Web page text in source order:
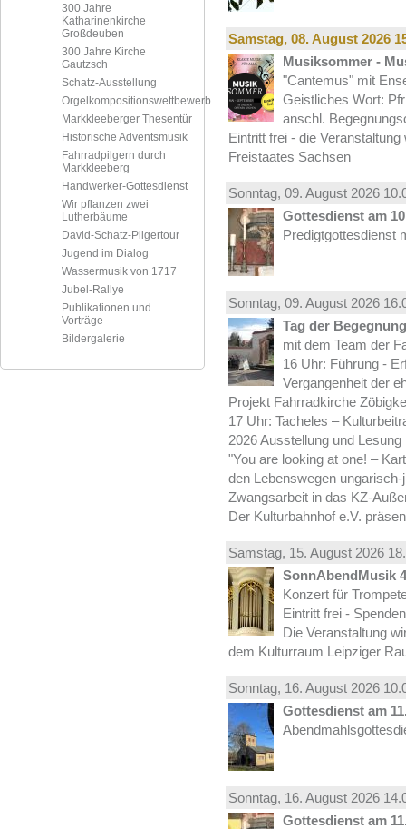
300 Jahre
Katharinenkirche
Großdeuben
300 Jahre Kirche
Gautzsch
Schatz-Ausstellung
Orgelkompositionswettbewerb
Markkleeberger Thesentür
Historische Adventsmusik
Fahrradpilgern durch
Markkleeberg
Handwerker-Gottesdienst
Wir pflanzen zwei
Lutherbäume
David-Schatz-Pilgertour
Jugend im Dialog
Wassermusik von 1717
Jubel-Rallye
Publikationen und
Vorträge
Bildergalerie
Samstag, 08.August 2026
Musiksommer -
"Cantemus" mit
Geistliches Wort:
anschl.
Eintritt frei - die
Freistaates Sachsen
Sonntag, 09. August 2026
Gottesdienst am
Predigtgottesdienst
Sonntag, 09. August 2026
Tag der
mit dem Team der
16 Uhr: Führung -
Vergangenheit der
Projekt Fahrradkirche
17 Uhr: Tacheles –
2026 Ausstellung und Lesung
"You are looking at one! –
den Lebenswegen
Zwangsarbeit in das KZ-
Der Kulturbahnhof e.V.
Samstag, 15. August 2026
SonnAbendMusik 4
Konzert für
Eintritt frei -
Die Veranstaltung
dem Kulturraum Leipziger
Sonntag, 16. August 2026
Gottesdienst am
Sonntag, 16. August 2026
Gottesdienst am